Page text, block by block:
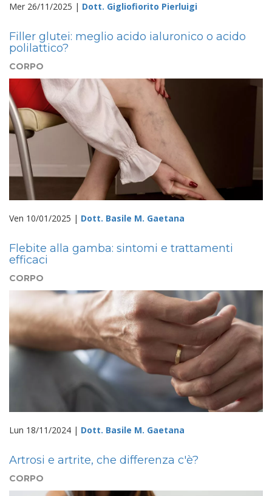
Mer 26/11/2025 | Dott. Gigliofiorito Pierluigi
Filler glutei: meglio acido ialuronico o acido
polilattico?
CORPO
Ven 10/01/2025 | Dott. Basile M. Gaetana
Flebite alla gamba: sintomi e trattamenti
efficaci
CORPO
Lun 18/11/2024 | Dott. Basile M. Gaetana
Artrosi e artrite, che differenza c'è?
CORPO